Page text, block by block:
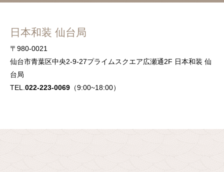
日本和装 仙台局
〒980-0021
仙台市青葉区中央2-9-27プライムスクエア広瀬通2F 日本和装 仙
台局
TEL. 022-223-0069 （9:00~18:00）